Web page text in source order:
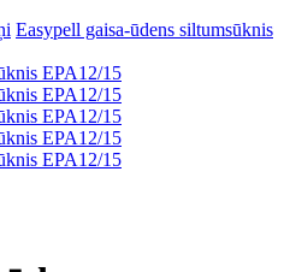
Easypell gaisa-ūdens siltumsūknis